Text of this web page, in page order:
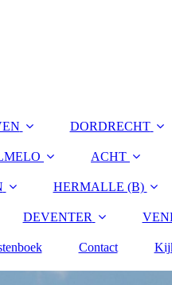
DORDRECHT
ACHT
HERMALLE (B)
DEVENTER
Contact